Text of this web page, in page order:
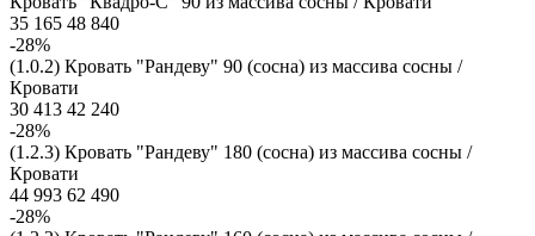
35 165 48 840
-28%
(1.0.2) Кровать "Рандеву" 90 (сосна) из массива сосны /
Кровати
30 413 42 240
-28%
(1.2.3) Кровать "Рандеву" 180 (сосна) из массива сосны /
Кровати
44 993 62 490
-28%